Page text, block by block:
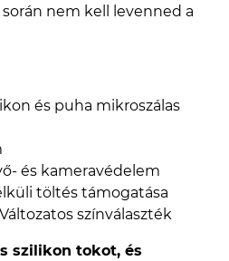
nem kell levenned a
és puha mikroszálas
és kameravédelem
töltés támogatása
Változatos színválaszték
szilikon tokot, és